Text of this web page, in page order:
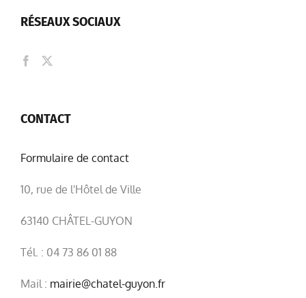
RÉSEAUX SOCIAUX
CONTACT
Formulaire de contact
10, rue de l'Hôtel de Ville
63140 CHÂTEL-GUYON
Tél. : 04 73 86 01 88
Mail : mairie@chatel-guyon.fr